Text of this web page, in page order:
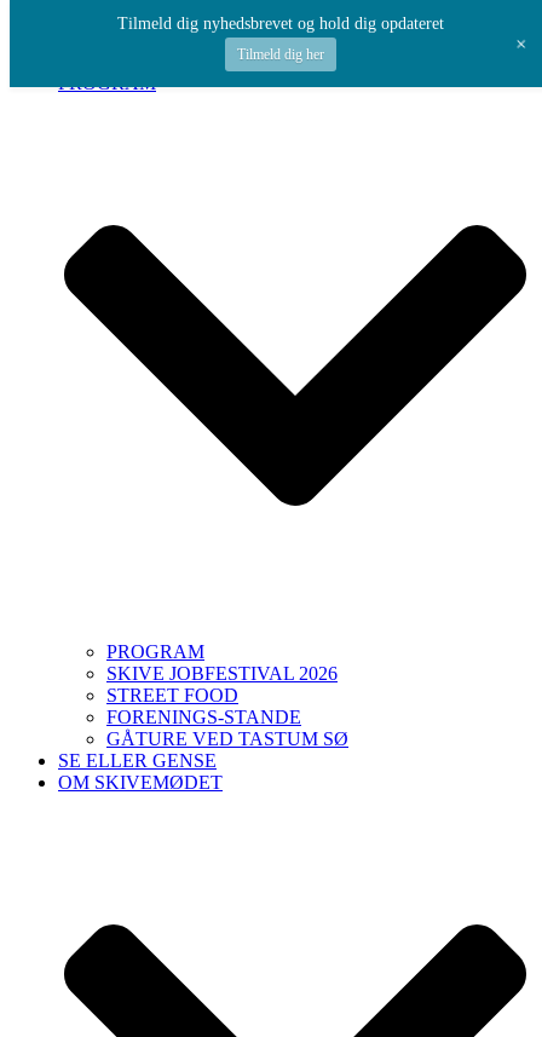
Spring til indhold
PROGRAM
PROGRAM
SKIVE JOBFESTIVAL 2026
STREET FOOD
FORENINGS-STANDE
GÅTURE VED TASTUM SØ
SE ELLER GENSE
OM SKIVEMØDET
Tilmeld dig nyhedsbrevet og hold dig opdateret
Tilmeld dig her +